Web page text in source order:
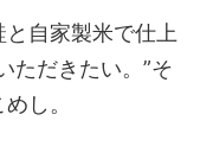
自家製米で仕上
ただきたい。”そ
し。